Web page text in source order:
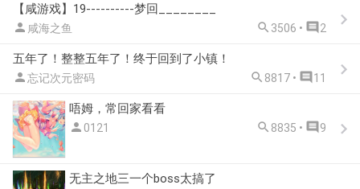
【咸游戏】19----------梦回________
 咸海之鱼  3506 •  2
五年了！整整五年了！终于回到了小镇！
忘记次元密码  8817 •  11
唔姆，常回家看看
 0121  8835 •  9
无主之地三一个boss太搞了